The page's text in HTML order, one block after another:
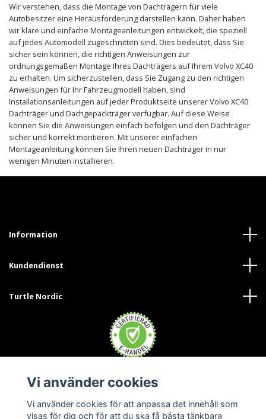
Wir verstehen, dass die Montage von Dachträgern für viele
Autobesitzer eine Herausforderung darstellen kann. Daher haben
wir klare und einfache Montageanleitungen entwickelt, die speziell
auf jedes Automodell zugeschnitten sind. Dies bedeutet, dass Sie
sicher sein können, die richtigen Anweisungen zur
ordnungsgemäßen Montage Ihres Dachträgers auf Ihrem Volvo XC40
zu erhalten. Um sicherzustellen, dass Sie Zugang zu den richtigen
Anweisungen für Ihr Fahrzeugmodell haben, sind
Installationsanleitungen auf jeder Produktseite unserer Volvo XC40
Dachträger und Dachgepäckträger verfügbar. Auf diese Weise
können Sie die Anweisungen einfach befolgen und den Dachträger
sicher und korrekt montieren. Mit unserer einfachen
Montageanleitung können Sie Ihren neuen Dachträger in nur
wenigen Minuten installieren.
Information
Kundendienst
Turtle Nordic
Vi använder cookies
Vi använder cookies för att anpassa det innehåll som
visas för dig och för att du ska få bästa tänkbara